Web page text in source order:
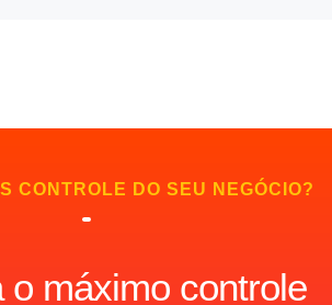
CONTROLE DO SEU NEGÓCIO?
o máximo controle